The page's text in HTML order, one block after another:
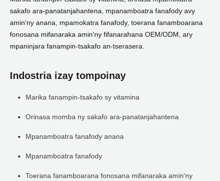
sakafo ara-panatanjahantena, mpanamboatra fanafody avy
amin'ny anana, mpamokatra fanafody, toerana fanamboarana
fonosana mifanaraka amin'ny fifanarahana OEM/ODM, ary
mpaninjara fanampin-tsakafo an-tserasera.
Indostria izay tompoinay
Marika fanampin-tsakafo sy vitamina
Orinasa momba ny sakafo ara-panatanjahantena
Mpanamboatra fanafody anana
Mpanamboatra fanafody
Toerana fanamboarana fonosana mifanaraka amin'ny